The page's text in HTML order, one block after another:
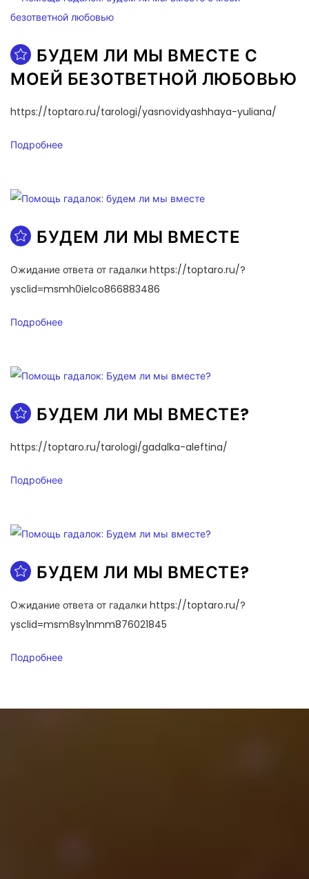
БУДЕМ ЛИ МЫ ВМЕСТЕ С
МОЕЙ БЕЗОТВЕТНОЙ ЛЮБОВЬЮ
https://toptaro.ru/tarologi/yasnovidyashhaya-yuliana/
Подробнее
БУДЕМ ЛИ МЫ ВМЕСТЕ
Ожидание ответа от гадалки https://toptaro.ru/?
ysclid=msmh0ielco866883486
Подробнее
БУДЕМ ЛИ МЫ ВМЕСТЕ?
https://toptaro.ru/tarologi/gadalka-aleftina/
Подробнее
БУДЕМ ЛИ МЫ ВМЕСТЕ?
Ожидание ответа от гадалки https://toptaro.ru/?
ysclid=msm8sy1nmm876021845
Подробнее